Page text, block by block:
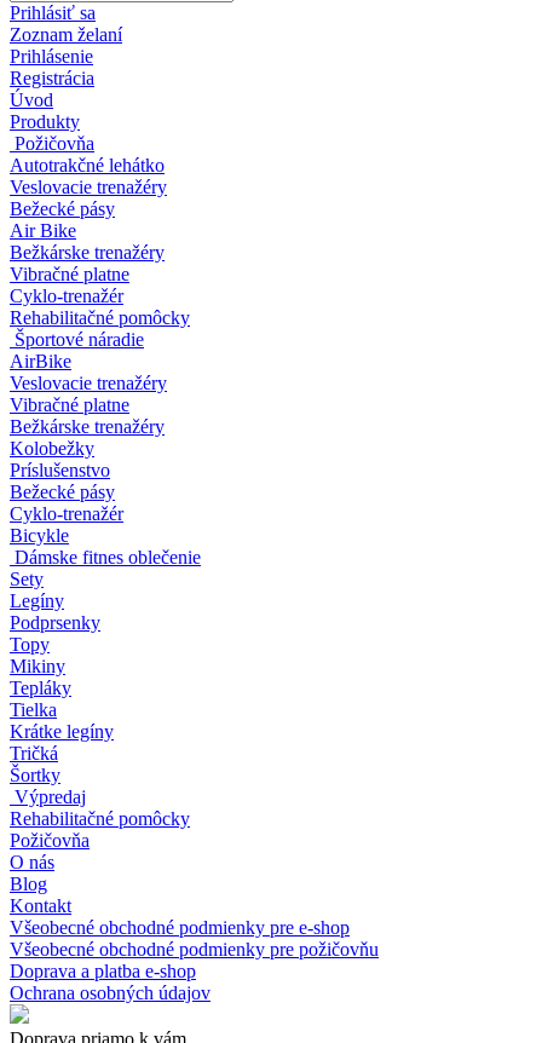
Prihlásiť sa
Zoznam želaní
Prihlásenie
Registrácia
Úvod
Produkty
Požičovňa
Autotrakčné lehátko
Veslovacie trenažéry
Bežecké pásy
Air Bike
Bežkárske trenažéry
Vibračné platne
Cyklo-trenažér
Rehabilitačné pomôcky
Športové náradie
AirBike
Veslovacie trenažéry
Vibračné platne
Bežkárske trenažéry
Kolobežky
Príslušenstvo
Bežecké pásy
Cyklo-trenažér
Bicykle
Dámske fitnes oblečenie
Sety
Legíny
Podprsenky
Topy
Mikiny
Tepláky
Tielka
Krátke legíny
Tričká
Šortky
Výpredaj
Rehabilitačné pomôcky
Požičovňa
O nás
Blog
Kontakt
Všeobecné obchodné podmienky pre e-shop
Všeobecné obchodné podmienky pre požičovňu
Doprava a platba e-shop
Ochrana osobných údajov
Doprava priamo k vám